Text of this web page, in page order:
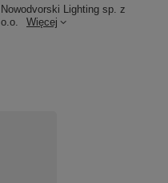
Nowodvorski Lighting sp. z
o.o.
Więcej